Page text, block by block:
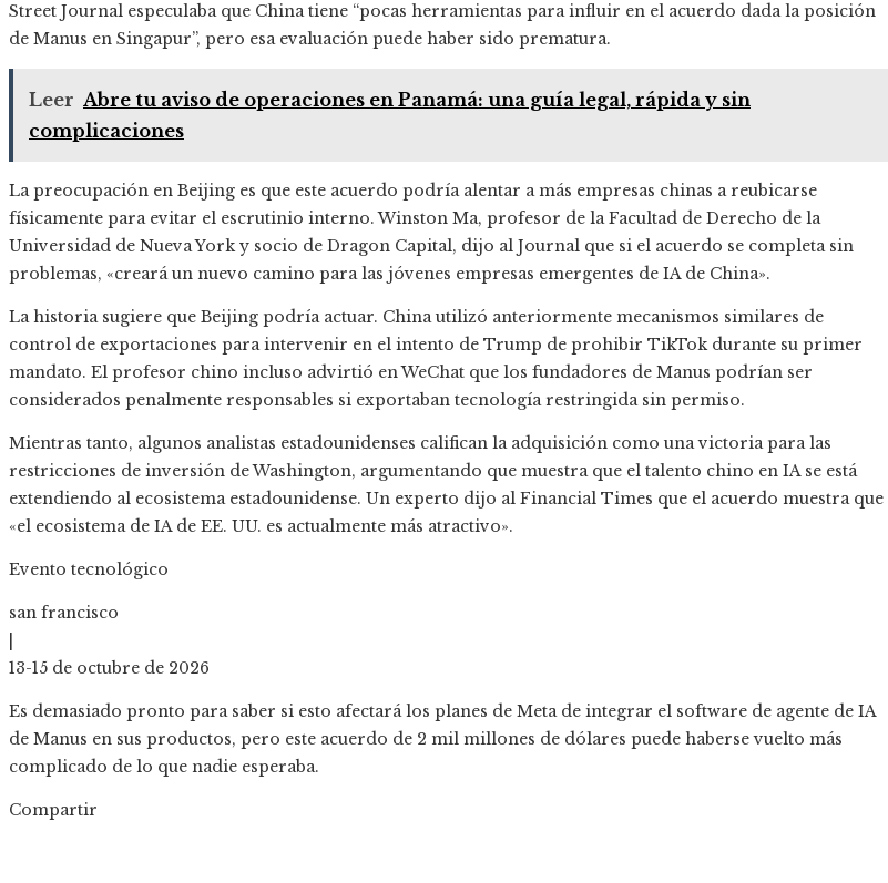
Street Journal especulaba que China tiene “pocas herramientas para influir en el acuerdo dada la posición
de Manus en Singapur”, pero esa evaluación puede haber sido prematura.
Leer Abre tu aviso de operaciones en Panamá: una guía legal, rápida y sin
complicaciones
La preocupación en Beijing es que este acuerdo podría alentar a más empresas chinas a reubicarse
físicamente para evitar el escrutinio interno. Winston Ma, profesor de la Facultad de Derecho de la
Universidad de Nueva York y socio de Dragon Capital, dijo al Journal que si el acuerdo se completa sin
problemas, «creará un nuevo camino para las jóvenes empresas emergentes de IA de China».
La historia sugiere que Beijing podría actuar. China utilizó anteriormente mecanismos similares de
control de exportaciones para intervenir en el intento de Trump de prohibir TikTok durante su primer
mandato. El profesor chino incluso advirtió en WeChat que los fundadores de Manus podrían ser
considerados penalmente responsables si exportaban tecnología restringida sin permiso.
Mientras tanto, algunos analistas estadounidenses califican la adquisición como una victoria para las
restricciones de inversión de Washington, argumentando que muestra que el talento chino en IA se está
extendiendo al ecosistema estadounidense. Un experto dijo al Financial Times que el acuerdo muestra que
«el ecosistema de IA de EE. UU. es actualmente más atractivo».
Evento tecnológico
san francisco
13-15 de octubre de 2026
Es demasiado pronto para saber si esto afectará los planes de Meta de integrar el software de agente de IA
de Manus en sus productos, pero este acuerdo de 2 mil millones de dólares puede haberse vuelto más
complicado de lo que nadie esperaba.
Compartir